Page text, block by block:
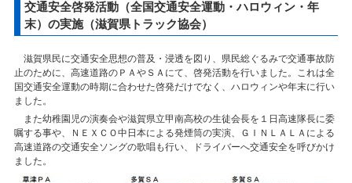
交通安全啓発活動（全国交通安全運動・ハロウィン・年
末）の実施（滋賀県トラック協会）
滋賀県民に交通安全思想の普及・浸透を図り、県民総ぐるみで交通事故防
止のために、高速道路のＰＡやＳＡにて、啓発活動を行いました。これは全
国交通安全運動の時期に合わせた啓発だけでなく、ハロウィンや年末に行い
ました。
また幼稚園児の演奏会や滋賀県立甲南高校の生徒会長を１日高速隊長に委
嘱する事や、ＮＥＸＣＯ中日本による発煙筒の実演、ＧＩＮＬＡＬＡによる
高速道路の交通安全ソングの歌唱も行い、ドライバーへ交通安全を呼びかけ
ました。